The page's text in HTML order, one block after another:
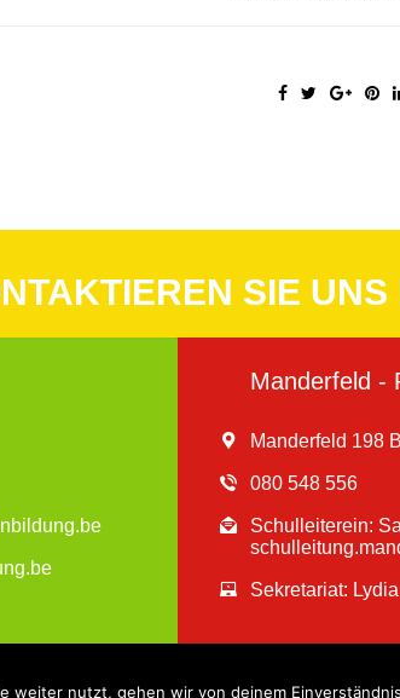
SIE UNS
Manderfeld -
Manderfeld 198
080 548 556
Schulleiterein:
Sekretariat:
weiter nutzt, gehen wir von deinem